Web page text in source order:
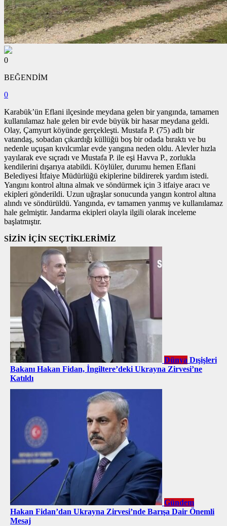
0
BEĞENDİM
0
Karabük’ün Eflani ilçesinde meydana gelen bir yangında, tamamen
kullanılamaz hale gelen bir evde büyük bir hasar meydana geldi.
Olay, Çamyurt köyünde gerçekleşti. Mustafa P. (75) adlı bir
vatandaş, sobadan çıkardığı küllüğü boş bir odada bıraktı ve bu
nedenle uçuşan kıvılcımlar evde yangına neden oldu. Alevler hızla
yayılarak eve sıçradı ve Mustafa P. ile eşi Havva P., zorlukla
kendilerini dışarıya atabildi. Köylüler, durumu hemen Eflani
Belediyesi İtfaiye Müdürlüğü ekiplerine bildirerek yardım istedi.
Yangını kontrol altına almak ve söndürmek için 3 itfaiye aracı ve
ekipleri gönderildi. Uzun uğraşlar sonucunda yangın kontrol altına
alındı ve söndürüldü. Yangında, ev tamamen yanmış ve kullanılamaz
hale gelmiştir. Jandarma ekipleri olayla ilgili olarak inceleme
başlatmıştır.
SİZİN İÇİN SEÇTİKLERİMİZ
Dünya Dışişleri
Bakanı Hakan Fidan, İngiltere’deki Ukrayna Zirvesi’ne
Katıldı
Gündem
Hakan Fidan’dan Ukrayna Zirvesi’nde Barışa Dair Önemli
Mesaj